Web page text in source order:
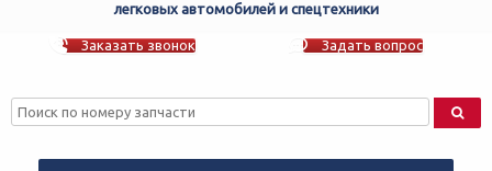
легковых автомобилей и спецтехники
Заказать звонок Задать вопрос